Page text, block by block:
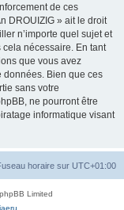
de ces
DROUIZIG » ait le droit
n’importe quel sujet et
cela nécessaire. En tant
que vous avez
données. Bien que ces
sans votre
ne pourront être
informatique visant
horaire sur UTC+01:00
Limited